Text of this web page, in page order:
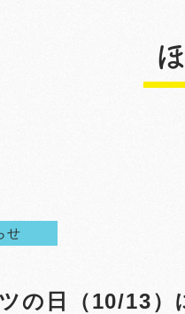
せ
の日（10/13）